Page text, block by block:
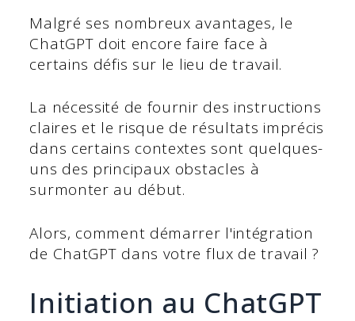
Malgré ses nombreux avantages, le
ChatGPT doit encore faire face à
certains défis sur le lieu de travail.
La nécessité de fournir des instructions
claires et le risque de résultats imprécis
dans certains contextes sont quelques-
uns des principaux obstacles à
surmonter au début.
Alors, comment démarrer l'intégration
de ChatGPT dans votre flux de travail ?
Initiation au ChatGPT